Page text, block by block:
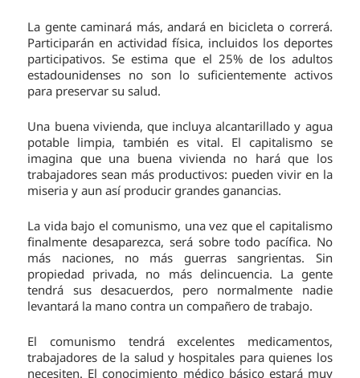
La gente caminará más, andará en bicicleta o correrá.
Participarán en actividad física, incluidos los deportes
participativos. Se estima que el 25% de los adultos
estadounidenses no son lo suficientemente activos
para preservar su salud.
Una buena vivienda, que incluya alcantarillado y agua
potable limpia, también es vital. El capitalismo se
imagina que una buena vivienda no hará que los
trabajadores sean más productivos: pueden vivir en la
miseria y aun así producir grandes ganancias.
La vida bajo el comunismo, una vez que el capitalismo
finalmente desaparezca, será sobre todo pacífica. No
más naciones, no más guerras sangrientas. Sin
propiedad privada, no más delincuencia. La gente
tendrá sus desacuerdos, pero normalmente nadie
levantará la mano contra un compañero de trabajo.
El comunismo tendrá excelentes medicamentos,
trabajadores de la salud y hospitales para quienes los
necesiten. El conocimiento médico básico estará muy